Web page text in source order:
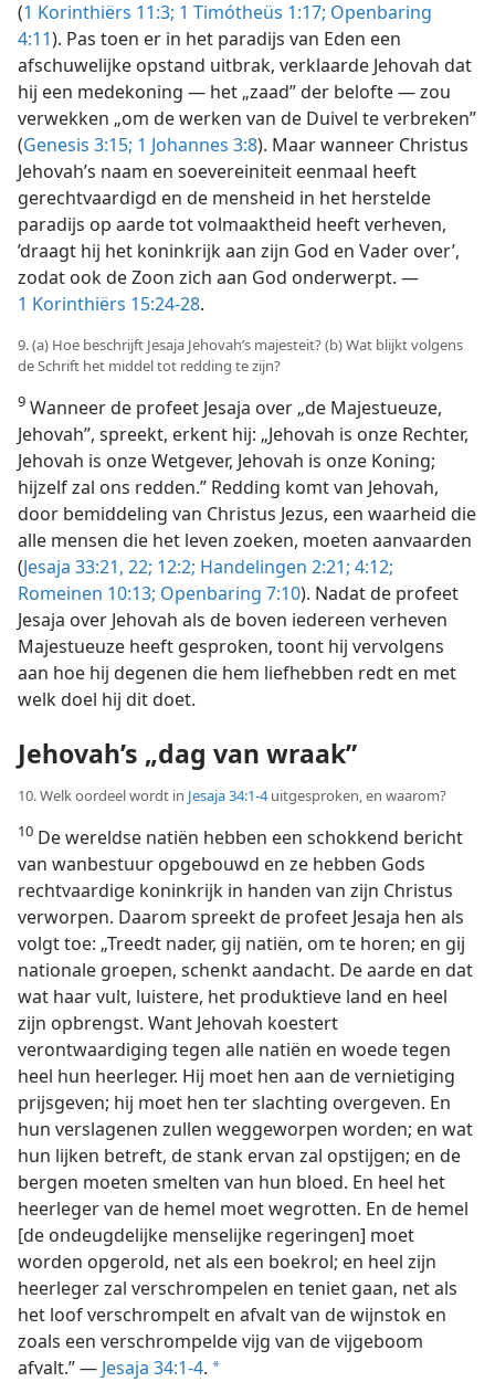
(1 Korinthiërs 11:3; 1 Timótheüs 1:17; Openbaring
4:11). Pas toen er in het paradijs van Eden een
afschuwelijke opstand uitbrak, verklaarde Jehovah dat
hij een medekoning — het „zaad” der belofte — zou
verwekken „om de werken van de Duivel te verbreken”
(Genesis 3:15; 1 Johannes 3:8). Maar wanneer Christus
Jehovah’s naam en soevereiniteit eenmaal heeft
gerechtvaardigd en de mensheid in het herstelde
paradijs op aarde tot volmaaktheid heeft verheven,
’draagt hij het koninkrijk aan zijn God en Vader over’,
zodat ook de Zoon zich aan God onderwerpt. —
1 Korinthiërs 15:24-28.
9. (a) Hoe beschrijft Jesaja Jehovah’s majesteit? (b) Wat blijkt volgens
de Schrift het middel tot redding te zijn?
9 Wanneer de profeet Jesaja over „de Majestueuze,
Jehovah”, spreekt, erkent hij: „Jehovah is onze Rechter,
Jehovah is onze Wetgever, Jehovah is onze Koning;
hijzelf zal ons redden.” Redding komt van Jehovah,
door bemiddeling van Christus Jezus, een waarheid die
alle mensen die het leven zoeken, moeten aanvaarden
(Jesaja 33:21, 22; 12:2; Handelingen 2:21; 4:12;
Romeinen 10:13; Openbaring 7:10). Nadat de profeet
Jesaja over Jehovah als de boven iedereen verheven
Majestueuze heeft gesproken, toont hij vervolgens
aan hoe hij degenen die hem liefhebben redt en met
welk doel hij dit doet.
Jehovah’s „dag van wraak”
10. Welk oordeel wordt in Jesaja 34:1-4uitgesproken, en waarom?
10 De wereldse natiën hebben een schokkend bericht
van wanbestuur opgebouwd en ze hebben Gods
rechtvaardige koninkrijk in handen van zijn Christus
verworpen. Daarom spreekt de profeet Jesaja hen als
volgt toe: „Treedt nader, gij natiën, om te horen; en gij
nationale groepen, schenkt aandacht. De aarde en dat
wat haar vult, luistere, het produktieve land en heel
zijn opbrengst. Want Jehovah koestert
verontwaardiging tegen alle natiën en woede tegen
heel hun heerleger. Hij moet hen aan de vernietiging
prijsgeven; hij moet hen ter slachting overgeven. En
hun verslagenen zullen weggeworpen worden; en wat
hun lijken betreft, de stank ervan zal opstijgen; en de
bergen moeten smelten van hun bloed. En heel het
heerleger van de hemel moet wegrotten. En de hemel
[de ondeugdelijke menselijke regeringen] moet
worden opgerold, net als een boekrol; en heel zijn
heerleger zal verschrompelen en teniet gaan, net als
het loof verschrompelt en afvalt van de wijnstok en
zoals een verschrompelde vijg van de vijgeboom
afvalt.” — Jesaja 34:1-4. a